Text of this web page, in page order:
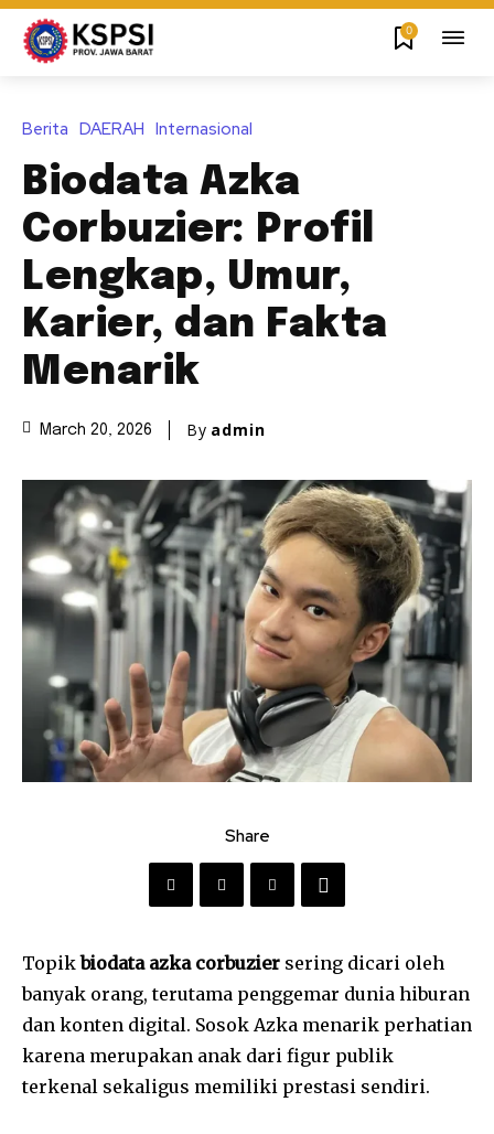
0
Berita DAERAH Internasional
Biodata Azka
Corbuzier: Profil
Lengkap, Umur,
Karier, dan Fakta
Menarik
March 20, 2026 By admin
Share
Topikbiodata azka corbuzier sering dicari oleh
banyak orang, terutama penggemar dunia hiburan
dan konten digital. Sosok Azka menarik perhatian
karena merupakan anak dari figur publik
terkenal sekaligus memiliki prestasi sendiri.